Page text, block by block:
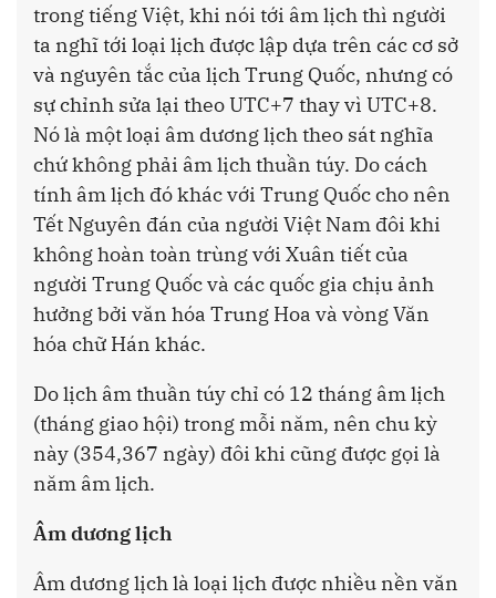
trong tiếng Việt, khi nói tới âm lịch thì người
ta nghĩ tới loại lịch được lập dựa trên các cơ sở
và nguyên tắc của lịch Trung Quốc, nhưng có
sự chỉnh sửa lại theo UTC+7 thay vì UTC+8.
Nó là một loại âm dương lịch theo sát nghĩa
chứ không phải âm lịch thuần túy. Do cách
tính âm lịch đó khác với Trung Quốc cho nên
Tết Nguyên đán của người Việt Nam đôi khi
không hoàn toàn trùng với Xuân tiết của
người Trung Quốc và các quốc gia chịu ảnh
hưởng bởi văn hóa Trung Hoa và vòng Văn
hóa chữ Hán khác.
Do lịch âm thuần túy chỉ có 12 tháng âm lịch
(tháng giao hội) trong mỗi năm, nên chu kỳ
này (354,367 ngày) đôi khi cũng được gọi là
năm âm lịch.
Âm dương lịch
Âm dương lịch là loại lịch được nhiều nền văn